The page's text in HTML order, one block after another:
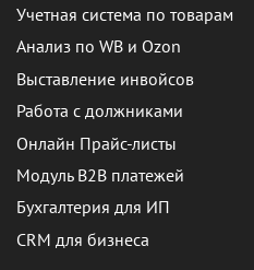
Учетная система по товарам
Анализ по WB и Ozon
Выставление инвойсов
Работа с должниками
Онлайн Прайс-листы
Модуль B2B платежей
Бухгалтерия для ИП
CRM для бизнеса